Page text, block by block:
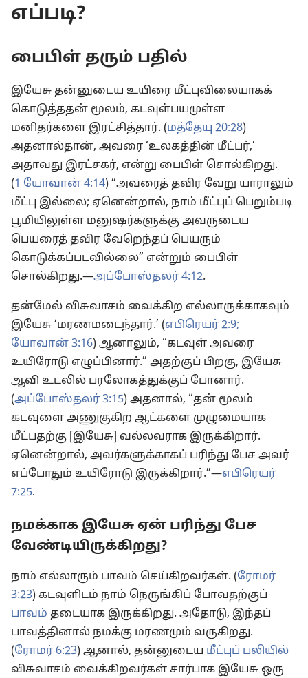
எப்படி?
பைபிள் தரும் பதில்
இயேசு தன்னுடைய உயிரை மீட்புவிலையாகக்
கொடுத்ததன் மூலம், கடவுள்பயமுள்ள
மனிதர்களை இரட்சித்தார். (மத்தேயு 20:28)
அதனால்தான், அவரை ‘உலகத்தின் மீட்பர்,’
அதாவது இரட்சகர், என்று பைபிள் சொல்கிறது.
(1 யோவான் 4:14) “அவரைத் தவிர வேறு யாராலும்
மீட்பு இல்லை; ஏனென்றால், நாம் மீட்புப் பெறும்படி
பூமியிலுள்ள மனுஷர்களுக்கு அவருடைய
பெயரைத் தவிர வேறெந்தப் பெயரும்
கொடுக்கப்படவில்லை” என்றும் பைபிள்
சொல்கிறது.—அப்போஸ்தலர் 4:12.
தன்மேல் விசுவாசம் வைக்கிற எல்லாருக்காகவும்
இயேசு ‘மரணமடைந்தார்.’ (எபிரெயர் 2:9;
யோவான் 3:16) ஆனாலும், “கடவுள் அவரை
உயிரோடு எழுப்பினார்.” அதற்குப் பிறகு, இயேசு
ஆவி உடலில் பரலோகத்துக்குப் போனார்.
(அப்போஸ்தலர் 3:15) அதனால், “தன் மூலம்
கடவுளை அணுகுகிற ஆட்களை முழுமையாக
மீட்பதற்கு [இயேசு] வல்லவராக இருக்கிறார்.
ஏனென்றால், அவர்களுக்காகப் பரிந்து பேச அவர்
எப்போதும் உயிரோடு இருக்கிறார்.”—எபிரெயர்
7:25.
நமக்காக இயேசு ஏன் பரிந்து பேச
வேண்டியிருக்கிறது?
நாம் எல்லாரும் பாவம் செய்கிறவர்கள். (ரோமர்
3:23) கடவுளிடம் நாம் நெருங்கிப் போவதற்குப்
பாவம் தடையாக இருக்கிறது. அதோடு, இந்தப்
பாவத்தினால் நமக்கு மரணமும் வருகிறது.
(ரோமர் 6:23) ஆனால், தன்னுடைய மீட்புப் பலியில்
விசுவாசம் வைக்கிறவர்கள் சார்பாக இயேசு ஒரு